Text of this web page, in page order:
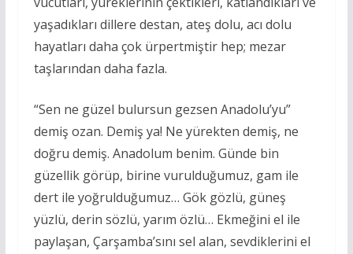
yaşadıkları dillere destan, ateş dolu, acı dolu
hayatları daha çok ürpertmiştir hep; mezar
taşlarından daha fazla.
“Sen ne güzel bulursun gezsen Anadolu’yu”
demiş ozan. Demiş ya! Ne yürekten demiş, ne
doğru demiş. Anadolum benim. Günde bin
güzellik görüp, birine vurulduğumuz, gam ile
dert ile yoğrulduğumuz… Gök gözlü, güneş
yüzlü, derin sözlü, yarım özlü… Ekmeğini el ile
paylaşan, Çarşamba’sını sel alan, sevdiklerini el